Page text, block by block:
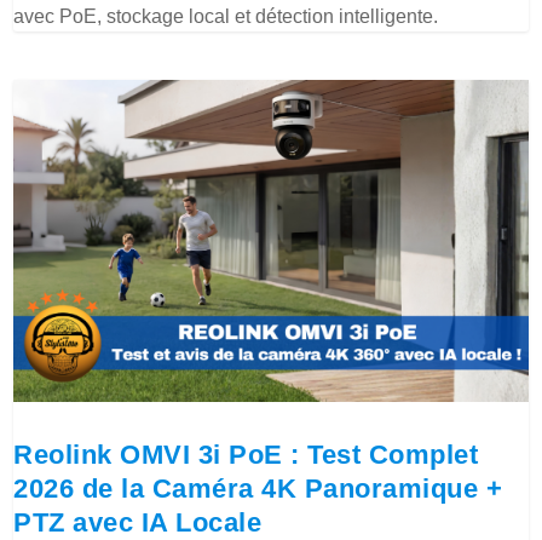
avec PoE, stockage local et détection intelligente.
Reolink OMVI 3i PoE : Test Complet
2026 de la Caméra 4K Panoramique +
PTZ avec IA Locale